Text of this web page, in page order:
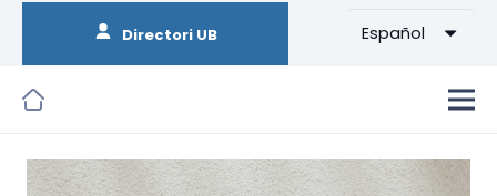
Directori UB Español